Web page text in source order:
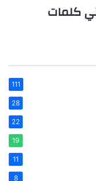
كلمات
111
28
22
19
11
8